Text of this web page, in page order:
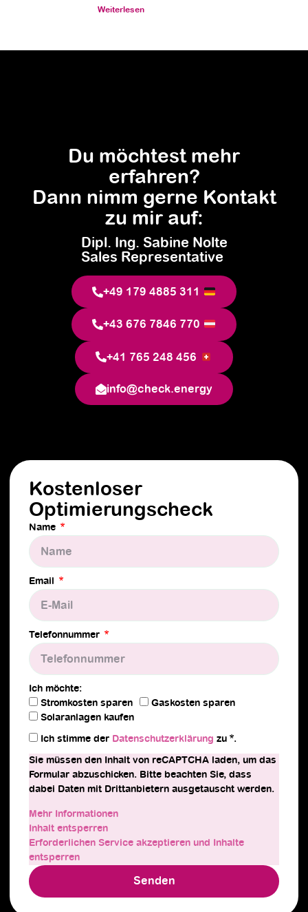
Weiterlesen
Du möchtest mehr
erfahren?
Dann nimm gerne Kontakt
zu mir auf:
Dipl. Ing. Sabine Nolte
Sales Representative
+49 179 4885 311
+43 676 7846 770
+41 765 248 456
info@check.energy
Kostenloser
Optimierungscheck
Name
Email
Telefonnummer
Ich möchte:
Stromkosten sparen
Gaskosten sparen
Solaranlagen kaufen
Ich stimme der Datenschutz­erklärung zu *.
Sie müssen den Inhalt von reCAPTCHA laden, um das
Formular abzuschicken. Bitte beachten Sie, dass
dabei Daten mit Drittanbietern ausgetauscht werden.
Mehr Informationen
Inhalt entsperren
Erforderlichen Service akzeptieren und Inhalte
entsperren
Senden